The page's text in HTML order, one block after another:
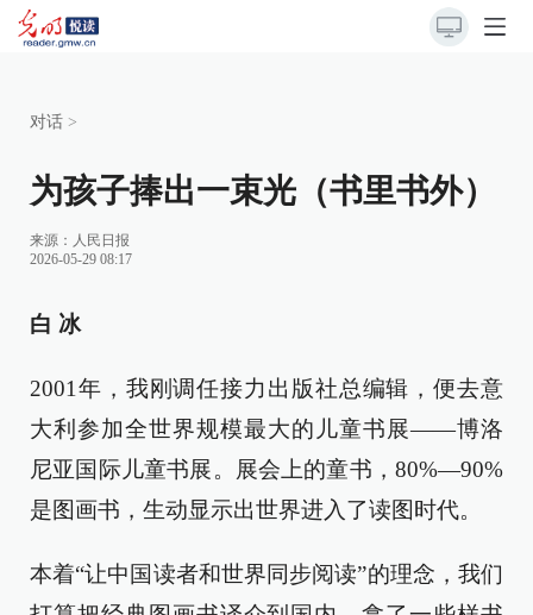
对话 >
为孩子捧出一束光（书里书外）
来源： 人民日报
2026-05-29 08:17
白 冰
2001年，我刚调任接力出版社总编辑，便去意
大利参加全世界规模最大的儿童书展——博洛
尼亚国际儿童书展。展会上的童书，80%—90%
是图画书，生动显示出世界进入了读图时代。
本着“让中国读者和世界同步阅读”的理念，我们